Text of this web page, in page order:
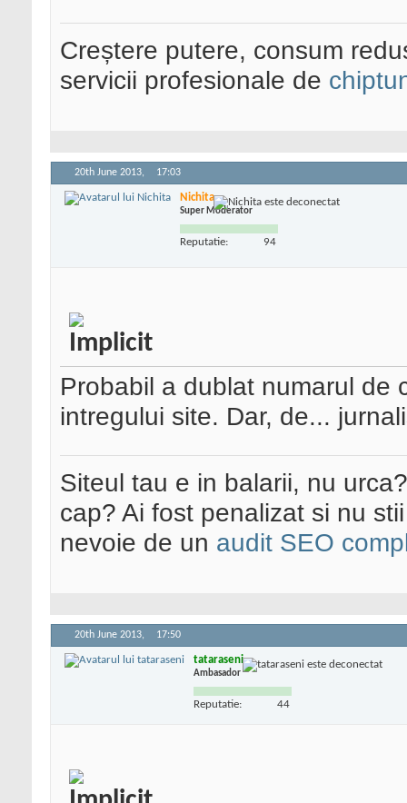
Creștere putere, consum
servicii profesionale de
20th June 2013, 17:03
Nichita
Super Moderator
Reputatie: 94
Probabil a dublat numarul de
intregului site. Dar, de...
Siteul tau e in balarii, nu
cap? Ai fost penalizat si nu
nevoie de un audit SEO
20th June 2013, 17:50
tataraseni
Ambasador
Reputatie: 44